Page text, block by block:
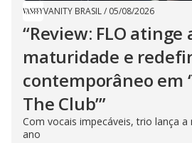
VANITY BRASIL/ 05/08/2026
“Review: FLO atinge
maturidade e
contemporâneo em
The Club’”
Com vocais impecáveis, trio lança
ano